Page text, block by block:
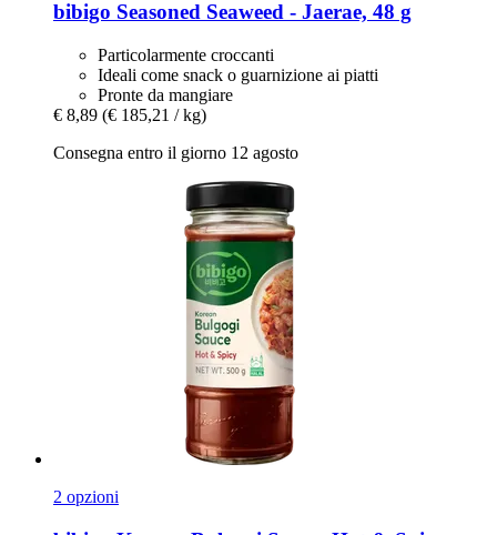
bibigo Seasoned Seaweed -​ Jaerae, 48 g
Particolarmente croccanti
Ideali come snack o guarnizione ai piatti
Pronte da mangiare
€ 8,89 (€ 185,21 / kg)
Consegna entro il giorno 12 agosto
2 opzioni